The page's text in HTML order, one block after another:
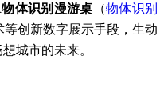
体识别漫游桌 （物体识别
创新数字展示手段，生动
城市的未来。